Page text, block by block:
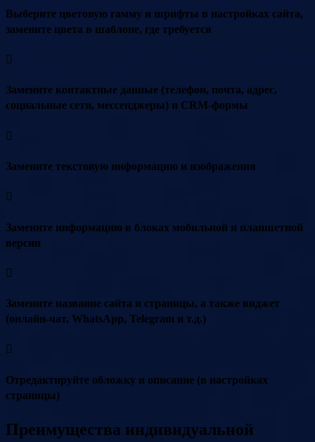
Выберите цветовую гамму и шрифты в настройках сайта,
замените цвета в шаблоне, где требуется
Замените контактные данные (телефон, почта, адрес,
социальные сети, мессенджеры) и CRM-формы
Замените текстовую информацию и изображения
Замените информацию в блоках мобильной и планшетной
версии
Замените название сайта и страницы, а также виджет
(онлайн-чат, WhatsApp, Telegram и т.д.)
Отредактируйте обложку и описание (в настройках
страницы)
Преимущества индивидуальной